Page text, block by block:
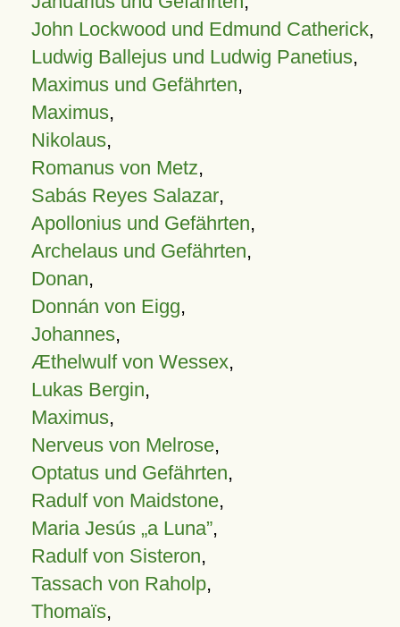
John Lockwood und Edmund Catherick,
Ludwig Ballejus und Ludwig Panetius,
Maximus und Gefährten,
Maximus,
Nikolaus,
Romanus von Metz,
Sabás Reyes Salazar,
Apollonius und Gefährten,
Archelaus und Gefährten,
Donan,
Donnán von Eigg,
Johannes,
Æthelwulf von Wessex,
Lukas Bergin,
Maximus,
Nerveus von Melrose,
Optatus und Gefährten,
Radulf von Maidstone,
Maria Jesús „a Luna”,
Radulf von Sisteron,
Tassach von Raholp,
Thomaïs,